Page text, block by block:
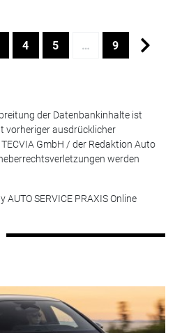
4 5 … 9
der Datenbankinhalte ist
vorheriger ausdrücklicher
GmbH / der Redaktion Auto
werden
SERVICE PRAXIS Online